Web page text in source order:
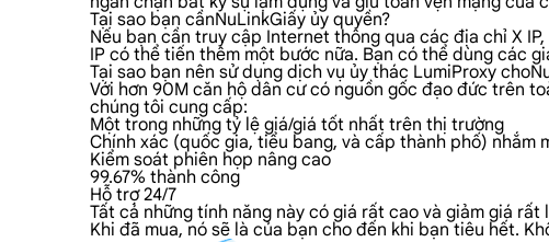
Tại sao bạn cầnNuLinkGiấy ủy quyền?
Nếu bạn cần truy cập Internet thông qua các địa chỉ X
IP có thể tiến thêm một bước nữa. Bạn có thể dùng các
Tại sao bạn nên sử dụng dịch vụ ủy thác LumiProxy
Với hơn 90M căn hộ dân cư có nguồn gốc đạo đức trên
chúng tôi cung cấp:
Một trong những tỷ lệ giá/giá tốt nhất trên thị trường
Chính xác (quốc gia, tiểu bang, và cấp thành phố) nhắm
Kiểm soát phiên họp nâng cao
99.67% thành công
Hỗ trợ 24/7
Tất cả những tính năng này có giá rất cao và giảm giá
Khi đã mua, nó sẽ là của bạn cho đến khi bạn tiêu hết.